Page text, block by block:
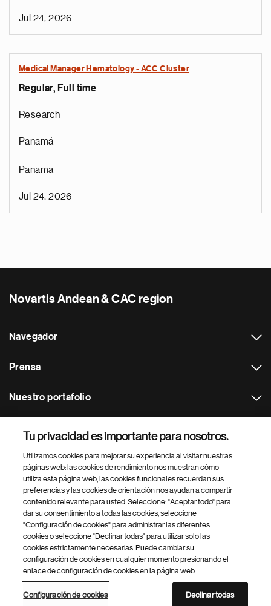
Jul 24, 2026
Medical Manager Hematology - ACC Cluster
Regular, Full time
Research
Panamá
Panama
Jul 24, 2026
Novartis Andean & CAC region
Navegador
Prensa
Nuestro portafolio
Footer Site Search
inferior
del
© 2026 Novartis AG
Política de privacidad Términos de uso
Accesibilidad
Configuración de cookies
Mapa del sitio
Tu privacidad es importante para nosotros.
Utilizamos cookies para mejorar su experiencia al visitar nuestras
páginas web: las cookies de rendimiento nos muestran cómo
utiliza esta página web, las cookies funcionales recuerdan sus
preferencias y las cookies de orientación nos ayudan a compartir
contenido relevante para usted. Seleccione: "Aceptar todo" para
dar su consentimiento a todas las cookies, seleccione
"Configuración de cookies" para administrar las diferentes
cookies o seleccione "Declinar todas" para utilizar solo las
cookies estrictamente necesarias. Puede cambiar su
configuración de cookies en cualquier momento presionando el
enlace de configuración de cookies en la página web.
Configuración de cookies Declinar todas